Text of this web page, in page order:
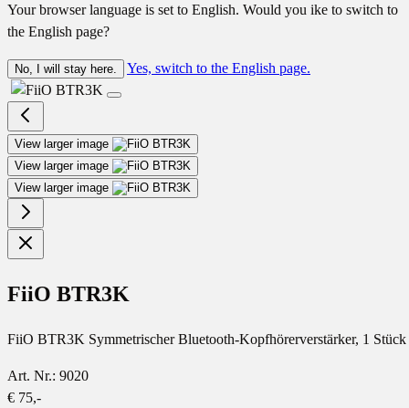
Your browser language is set to English. Would you ike to switch to
the English page?
No, I will stay here. Yes, switch to the English page.
View larger image
View larger image
View larger image
FiiO BTR3K
FiiO BTR3K Symmetrischer Bluetooth-Kopfhörerverstärker, 1 Stück
Art. Nr.: 9020
€ 75,-